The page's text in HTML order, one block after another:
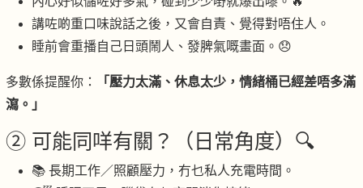
講咗啲重口味說話之後，又會自責、覺得對唔住人。
睡前會重播自己日頭鬧人、發脾氣嘅畫面。😞
多數係提醒你：
「壓力太滿、休息太少，情緒桶已經差唔多滿
瀉。」
② 可能同咩有關？（日常角度）🔍
📚 長期工作／照顧壓力，冇乜私人充電時間。